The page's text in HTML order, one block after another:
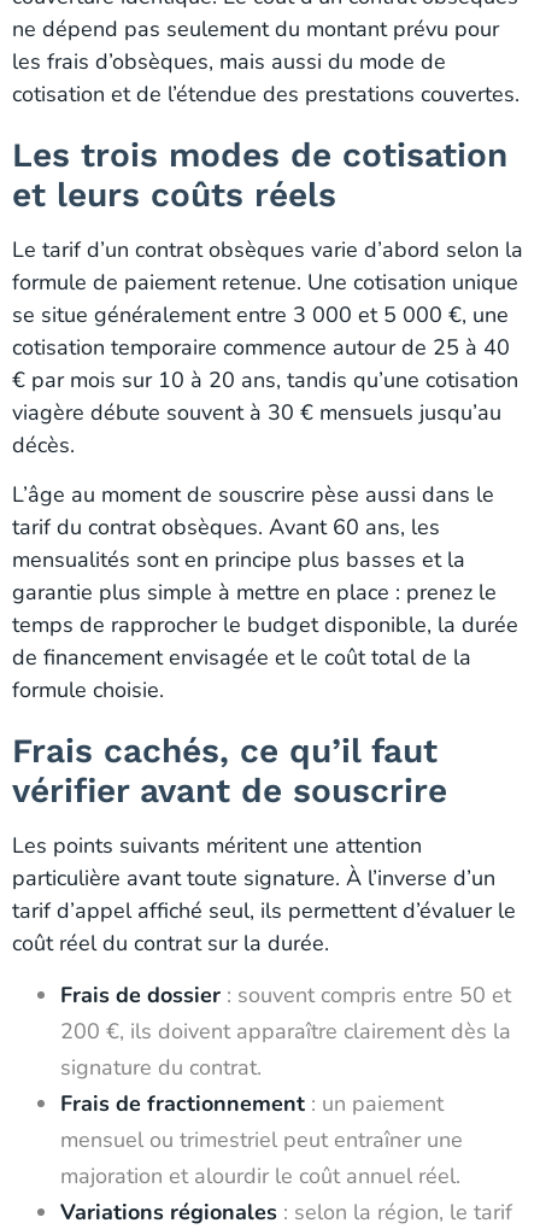
ne dépend pas seulement du montant prévu pour
les frais d’obsèques, mais aussi du mode de
cotisation et de l’étendue des prestations couvertes.
Les trois modes de cotisation
et leurs coûts réels
Le tarif d’un contrat obsèques varie d’abord selon la
formule de paiement retenue. Une cotisation unique
se situe généralement entre 3 000 et 5 000 €, une
cotisation temporaire commence autour de 25 à 40
€ par mois sur 10 à 20 ans, tandis qu’une cotisation
viagère débute souvent à 30 € mensuels jusqu’au
décès.
L’âge au moment de souscrire pèse aussi dans le
tarif du contrat obsèques. Avant 60 ans, les
mensualités sont en principe plus basses et la
garantie plus simple à mettre en place : prenez le
temps de rapprocher le budget disponible, la durée
de financement envisagée et le coût total de la
formule choisie.
Frais cachés, ce qu’il faut
vérifier avant de souscrire
Les points suivants méritent une attention
particulière avant toute signature. À l’inverse d’un
tarif d’appel affiché seul, ils permettent d’évaluer le
coût réel du contrat sur la durée.
Frais de dossier : souvent compris entre 50 et
200 €, ils doivent apparaître clairement dès la
signature du contrat.
Frais de fractionnement : un paiement
mensuel ou trimestriel peut entraîner une
majoration et alourdir le coût annuel réel.
Variations régionales : selon la région, le tarif